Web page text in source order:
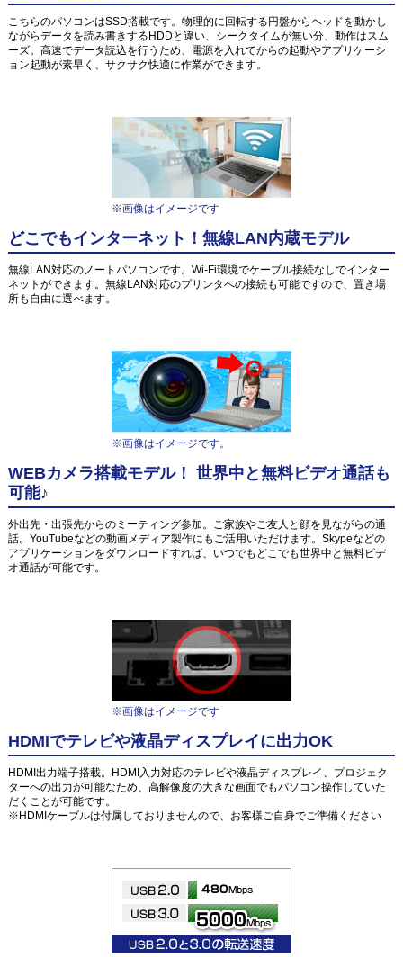
こちらのパソコンはSSD搭載です。物理的に回転する円盤からヘッドを動かし
ながらデータを読み書きするHDDと違い、シークタイムが無い分、動作はスム
ーズ。高速でデータ読込を行うため、電源を入れてからの起動やアプリケーシ
ョン起動が素早く、サクサク快適に作業ができます。
※画像はイメージです
どこでもインターネット！無線LAN内蔵モデル
無線LAN対応のノートパソコンです。Wi-Fi環境でケーブル接続なしでインター
ネットができます。無線LAN対応のプリンタへの接続も可能ですので、置き場
所も自由に選べます。
※画像はイメージです。
WEBカメラ搭載モデル！ 世界中と無料ビデオ通話も
可能♪
外出先・出張先からのミーティング参加。ご家族やご友人と顔を見ながらの通
話。YouTubeなどの動画メディア製作にもご活用いただけます。Skypeなどの
アプリケーションをダウンロードすれば、いつでもどこでも世界中と無料ビデ
オ通話が可能です。
※画像はイメージです
HDMIでテレビや液晶ディスプレイに出力OK
HDMI出力端子搭載。HDMI入力対応のテレビや液晶ディスプレイ、プロジェク
ターへの出力が可能なため、高解像度の大きな画面でもパソコン操作していた
だくことが可能です。
※HDMIケーブルは付属しておりませんので、お客様ご自身でご準備ください